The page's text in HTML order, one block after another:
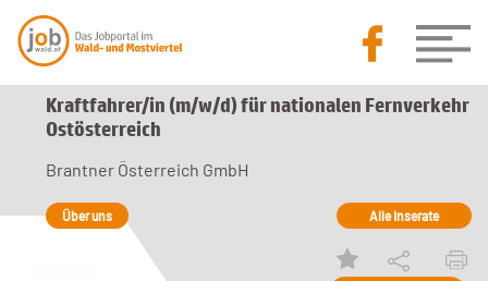
Kraftfahrer/in (m/w/d) für nationalen Fernverkehr
Ostösterreich
Brantner Österreich GmbH
Über uns Alle Inserate